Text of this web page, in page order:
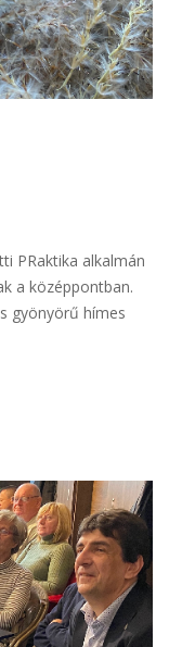
PRaktika alkalmán
a középpontban.
gyönyörű hímes